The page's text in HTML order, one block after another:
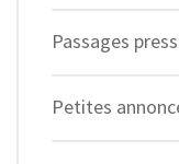
Passages
Petites